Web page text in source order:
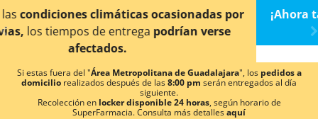
< div class="carousel-inner">
¡Ahora también en Aguascalientes!Da clic aquí
conocer detalles.
Si estas fuera del "Área Metropolitana de Guadalajara", los pedidos a
domicilio realizados después de las8:00 pm serán entregados al día
siguiente.
Recolección en locker disponible 24 horas, según horario de
SuperFarmacia. Consulta más detallesaquí